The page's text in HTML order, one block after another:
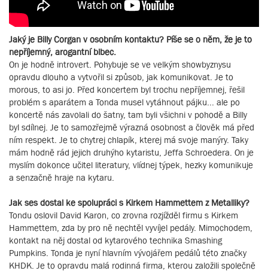
Jaký je Billy Corgan v osobním kontaktu? Píše se o něm, že je to
nepříjemný, arogantní blbec.
On je hodně introvert. Pohybuje se ve velkým showbyznysu
opravdu dlouho a vytvořil si způsob, jak komunikovat. Je to
morous, to asi jo. Před koncertem byl trochu nepříjemnej, řešil
problém s aparátem a Tonda musel vytáhnout pájku... ale po
koncertě nás zavolali do šatny, tam byli všichni v pohodě a Billy
byl sdílnej. Je to samozřejmě výrazná osobnost a člověk má před
ním respekt. Je to chytrej chlapík, kterej má svoje manýry. Taky
mám hodně rád jejich druhýho kytaristu, Jeffa Schroedera. On je
myslím dokonce učitel literatury, vlídnej týpek, hezky komunikuje
a senzačně hraje na kytaru.
Jak ses dostal ke spolupráci s Kirkem Hammettem z Metalliky?
Tondu oslovil David Karon, co zrovna rozjížděl firmu s Kirkem
Hammettem, zda by pro ně nechtěl vyvíjel pedály. Mimochodem,
kontakt na něj dostal od kytarového technika Smashing
Pumpkins. Tonda je nyní hlavním vývojářem pedálů této značky
KHDK. Je to opravdu malá rodinná firma, kterou založili společně